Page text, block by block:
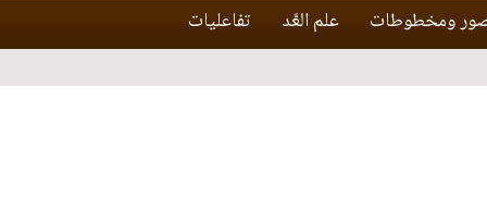
ومخطوطات علم العَّد تفاعليات